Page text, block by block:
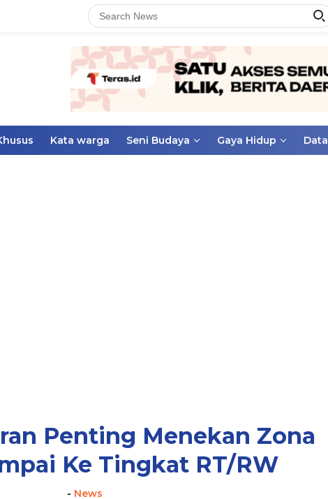
Kata warga Seni Budaya Gaya Hidup Data
Penting Menekan Zona
Ke Tingkat RT/RW
- News